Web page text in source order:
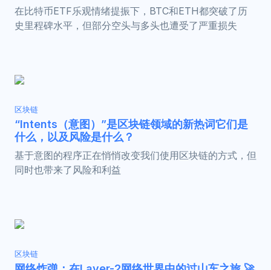
在比特币ETF乐观情绪提振下，BTC和ETH都突破了历
史里程碑水平，但部分空头与多头也遭受了严重损失
区块链
“Intents（意图）”是区块链领域的新热词它们是
什么，以及风险是什么？
基于意图的程序正在悄悄改变我们使用区块链的方式，但
同时也带来了风险和利益
区块链